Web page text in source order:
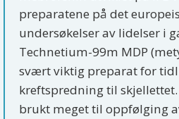
preparatene på det
undersøkelser av lidelser i
Technetium-99m MDP
svært viktig preparat for
kreftspredning til
brukt meget til oppfølging